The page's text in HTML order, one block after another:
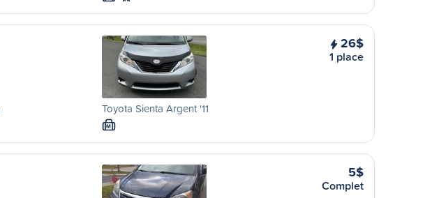
Toyota Sienta Argent '11
M
26$
1 place
5$
Complet